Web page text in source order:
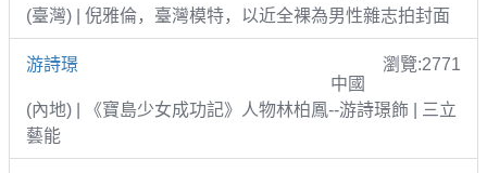
(臺灣) | 倪雅倫，臺灣模特，以近全裸為男性雜志拍封面
游詩璟
瀏覽:2771
中國
(內地) | 《寶島少女成功記》人物林柏鳳--游詩璟飾 | 三立
藝能